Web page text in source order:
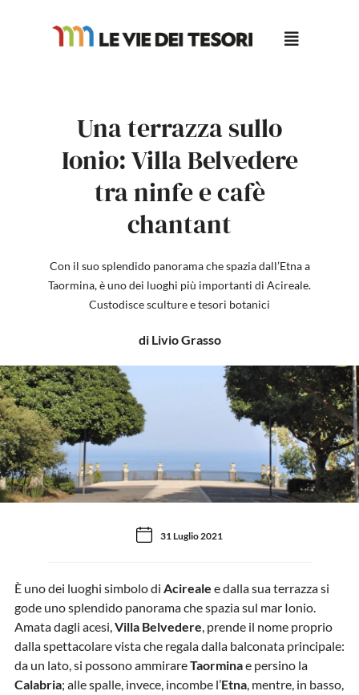
Una terrazza sullo
Ionio: Villa Belvedere
tra ninfe e cafè
chantant
Con il suo splendido panorama che spazia dall’Etna a
Taormina, è uno dei luoghi più importanti di Acireale.
Custodisce sculture e tesori botanici
di Livio Grasso
31 Luglio 2021
È uno dei luoghi simbolo di Acireale e dalla sua terrazza si
gode uno splendido panorama che spazia sul mar Ionio.
Amata dagli acesi,Villa Belvedere, prende il nome proprio
dalla spettacolare vista che regala dalla balconata principale:
da un lato, si possono ammirareTaorminae persino la
Calabria; alle spalle, invece, incombe l’Etna, mentre, in basso,